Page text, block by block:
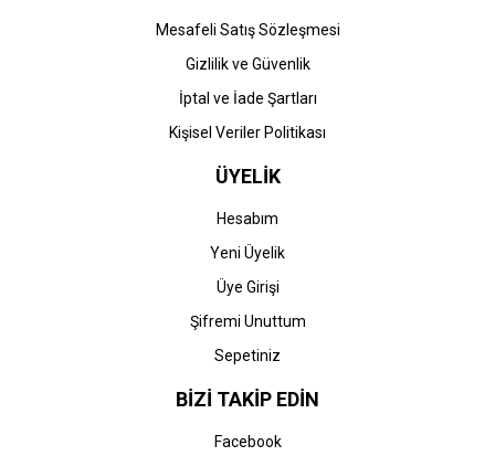
Mesafeli Satış Sözleşmesi
Gizlilik ve Güvenlik
İptal ve İade Şartları
Kişisel Veriler Politikası
ÜYELİK
Hesabım
Yeni Üyelik
Üye Girişi
Şifremi Unuttum
Sepetiniz
BİZİ TAKİP EDİN
Facebook